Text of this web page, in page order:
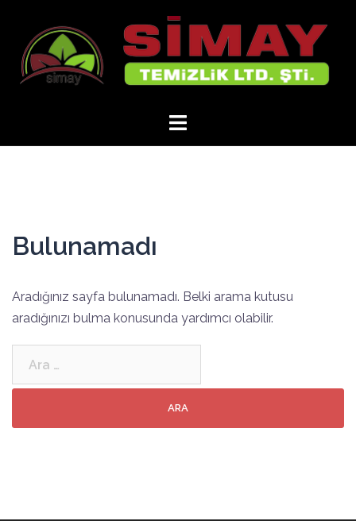
Bulunamadı
Aradığınız sayfa bulunamadı. Belki arama kutusu
aradığınızı bulma konusunda yardımcı olabilir.